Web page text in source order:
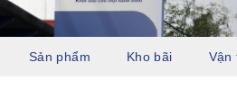
Sản phẩm Kho bãi Vận